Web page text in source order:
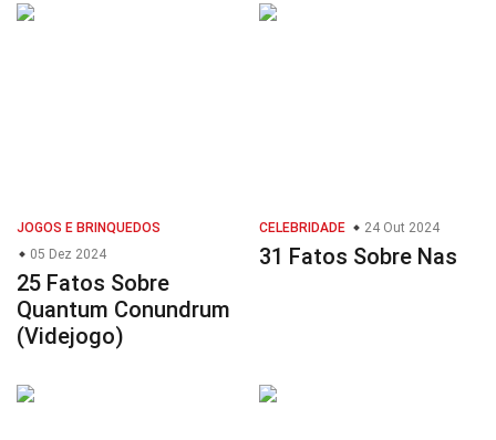
JOGOS E BRINQUEDOS
05 Dez 2024
25 Fatos Sobre
Quantum Conundrum
(Videjogo)
CELEBRIDADE 24 Out 2024
31 Fatos Sobre Nas